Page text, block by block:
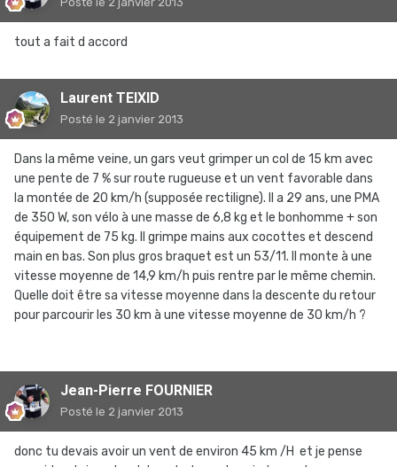
tout a fait d accord
Laurent TEIXID
Posté le 2 janvier 2013
Dans la même veine, un gars veut grimper un col de 15 km avec
une pente de 7 % sur route rugueuse et un vent favorable dans
la montée de 20 km/h (supposée rectiligne). Il a 29 ans, une PMA
de 350 W, son vélo à une masse de 6,8 kg et le bonhomme + son
équipement de 75 kg. Il grimpe mains aux cocottes et descend
main en bas. Son plus gros braquet est un 53/11. Il monte à une
vitesse moyenne de 14,9 km/h puis rentre par le même chemin.
Quelle doit être sa vitesse moyenne dans la descente du retour
pour parcourir les 30 km à une vitesse moyenne de 30 km/h ?
Jean-Pierre FOURNIER
Posté le 2 janvier 2013
donc tu devais avoir un vent de environ 45 km /H et je pense